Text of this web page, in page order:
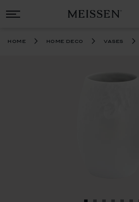
home home deco vases